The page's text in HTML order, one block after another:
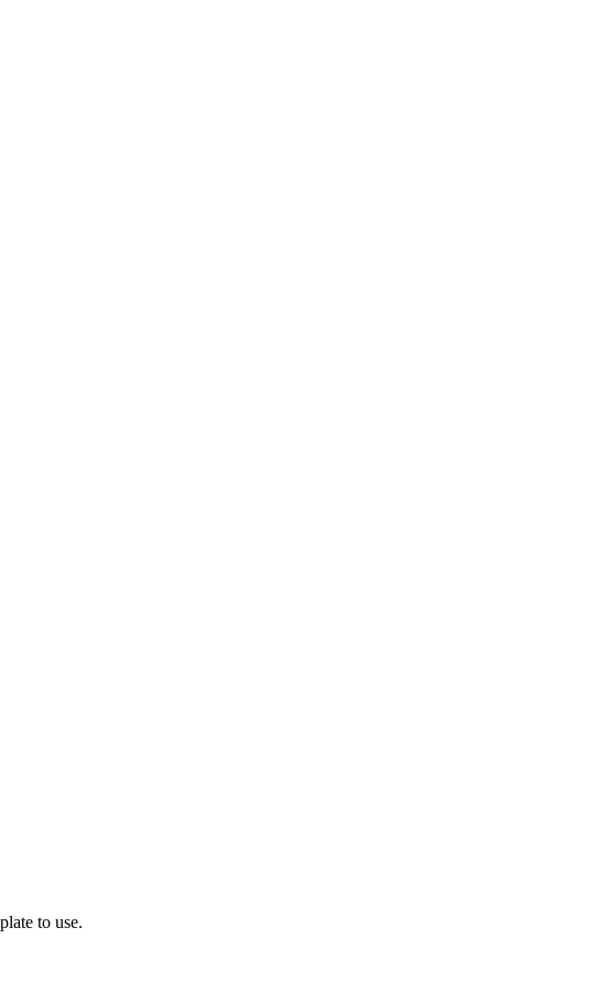
to use.